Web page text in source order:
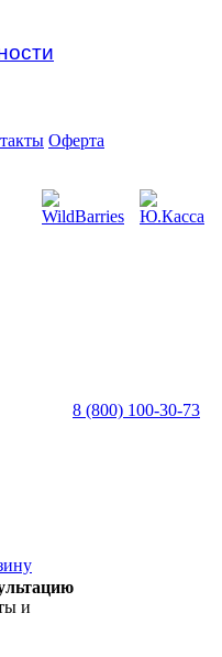
Оферта
8 (800) 100-30-73
и